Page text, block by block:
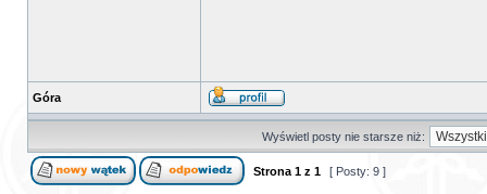
Góra
Wyświetl posty nie starsze niż:
Strona 1 z 1 [ Posty: 9 ]